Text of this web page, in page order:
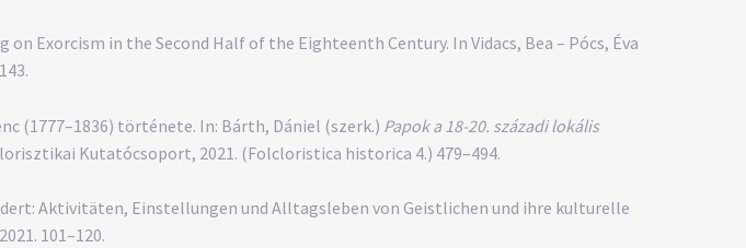
Exorcism in the Second Half of the Eighteenth Century. In Vidacs, Bea – Pócs, Éva
(1777–1836) története. In: Bárth, Dániel (szerk.) Papok a 18-20. századi lokális
Kutatócsoport, 2021. (Folcloristica historica 4.) 479–494.
Aktivitäten, Einstellungen und Alltagsleben von Geistlichen und ihre kulturelle
101–120.